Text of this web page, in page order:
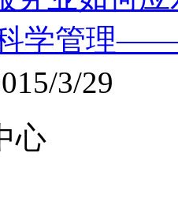
学管理——
3/29
心